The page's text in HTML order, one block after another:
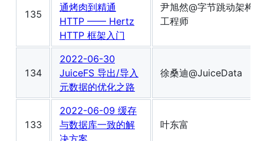
135
通烤肉到精通
HTTP —— Hertz
HTTP 框架入门
尹旭然@字节跳动架构
工程师
134
2022-06-30
JuiceFS 导出/导入
元数据的优化之路
徐桑迪@JuiceData
133
2022-06-09 缓存
与数据库一致的解
叶东富